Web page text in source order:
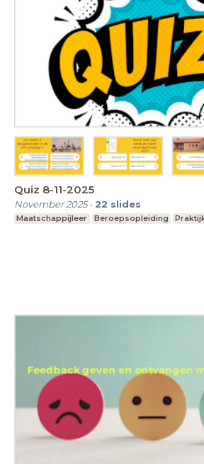
Quiz 8-11-2025
November 2025- 22 slides
Maatschappijleer Beroepsopleiding